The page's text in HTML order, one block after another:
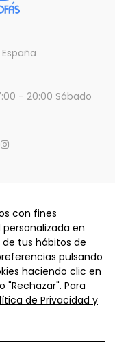
- 20:00 Sábado
2025 - Todos los
con fines
en
tus hábitos de
pulsando
haciendo clic en
"Rechazar". Para
de Privacidad y